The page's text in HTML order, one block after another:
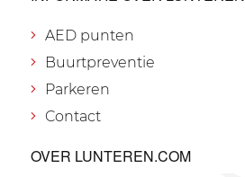
AED punten
Buurtpreventie
Parkeren
Contact
OVER LUNTEREN.COM